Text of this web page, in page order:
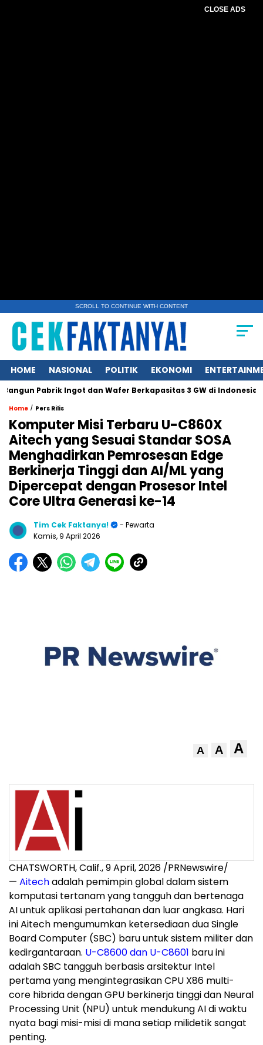
CLOSE ADS
SCROLL TO CONTINUE WITH CONTENT
HOME NASIONAL POLITIK EKONOMI
Pabrik Ingot dan Wafer Berkapasitas 3 GW di Indonesia
Home / Pers Rilis
Komputer Misi Terbaru U-C860X
Aitech yang Sesuai Standar SOSA
Menghadirkan Pemrosesan Edge
Berkinerja Tinggi dan AI/ML yang
Dipercepat dengan Prosesor Intel
Core Ultra Generasi ke-14
Tim Cek Faktanya!
- Pewarta
Kamis, 9 April 2026
A A A
CHATSWORTH, Calif.,9 April, 2026 /PRNewswire/
— Aitechadalah pemimpin global dalam sistem
komputasi tertanam yang tangguh dan bertenaga
AI untuk aplikasi pertahanan dan luar angkasa. Hari
ini Aitech mengumumkan ketersediaan dua Single
Board Computer (SBC) baru untuk sistem militer dan
kedirgantaraan. U-C8600 dan U-C8601 baru ini
adalah SBC tangguh berbasis arsitektur Intel
pertama yang mengintegrasikan CPU X86 multi-
core hibrida dengan GPU berkinerja tinggi dan Neural
Processing Unit (NPU) untuk mendukung AI di waktu
nyata bagi misi-misi di mana setiap milidetik sangat
penting.